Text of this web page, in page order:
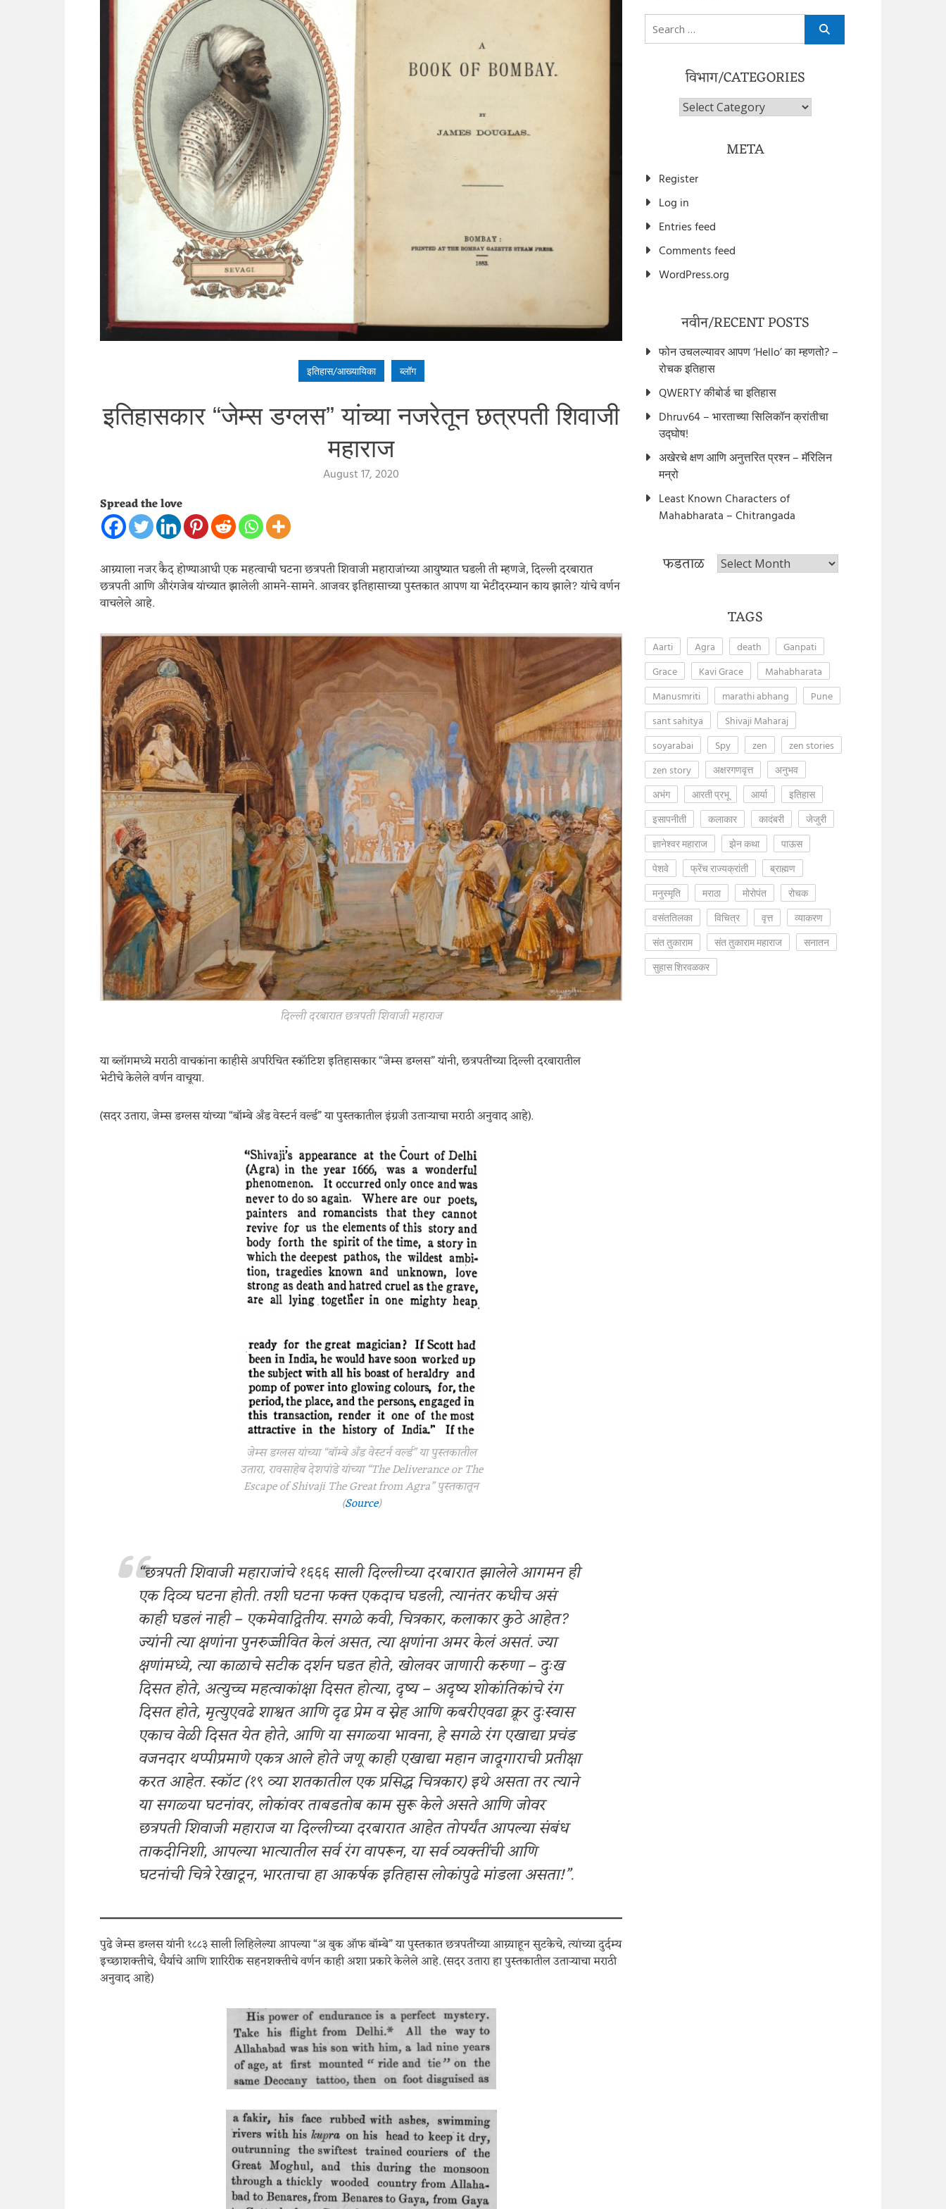
इतिहास/आख्यायिका ब्लॉग
इतिहासकार “जेम्स डग्लस” यांच्या नजरेतून छत्रपती शिवाजी
महाराज
August 17, 2020
Spread the love
आग्र्याला नजर कैद होण्याआधी एक महत्वाची घटना छत्रपती शिवाजी महाराजांच्या आयुष्यात घडली ती म्हणजे, दिल्ली दरबारात
छत्रपती आणि औरंगजेब यांच्यात झालेली आमने-सामने. आजवर इतिहासाच्या पुस्तकात आपण या भेटींदरम्यान काय झाले? यांचे वर्णन
वाचलेले आहे.
दिल्ली दरबारात छत्रपती शिवाजी महाराज
या ब्लॉगमध्ये मराठी वाचकांना काहीसे अपरिचित स्कॉटिश इतिहासकार “जेम्स डग्लस” यांनी, छत्रपतींच्या दिल्ली दरबारातील
भेटीचे केलेले वर्णन वाचूया.
(सदर उतारा, जेम्स डग्लस यांच्या “बॉम्बे अँड वेस्टर्न वर्ल्ड” या पुस्तकातील इंग्रजी उताऱ्याचा मराठी अनुवाद आहे).
जेम्स डग्लस यांच्या “बॉम्बे अँड वेस्टर्न वर्ल्ड” या पुस्तकातील
उतारा, रावसाहेब देशपांडे यांच्या “The Deliverance or The
Escape of Shivaji The Great from Agra” पुस्तकातून
(Source)
“छत्रपती शिवाजी महाराजांचे १६६६ साली दिल्लीच्या दरबारात झालेले आगमन ही
एक दिव्य घटना होती. तशी घटना फक्त एकदाच घडली, त्यानंतर कधीच असं
काही घडलं नाही – एकमेवाद्वितीय. सगळे कवी, चित्रकार, कलाकार कुठे आहेत?
ज्यांनी त्या क्षणांना पुनरुज्जीवित केलं असत, त्या क्षणांना अमर केलं असतं. ज्या
क्षणांमध्ये, त्या काळाचे सटीक दर्शन घडत होते, खोलवर जाणारी करुणा – दुःख
दिसत होते, अत्युच्च महत्वाकांक्षा दिसत होत्या, दृष्य – अदृष्य शोकांतिकांचे रंग
दिसत होते, मृत्युएवढे शाश्वत आणि दृढ प्रेम व स्नेह आणि कबरीएवढा क्रूर दुःस्वास
एकाच वेळी दिसत येत होते, आणि या सगळ्या भावना, हे सगळे रंग एखाद्या प्रचंड
वजनदार थप्पीप्रमाणे एकत्र आले होते जणू काही एखाद्या महान जादूगाराची प्रतीक्षा
करत आहेत. स्कॉट (१९ व्या शतकातील एक प्रसिद्ध चित्रकार) इथे असता तर त्याने
या सगळ्या घटनांवर, लोकांवर ताबडतोब काम सुरू केले असते आणि जोवर
छत्रपती शिवाजी महाराज या दिल्लीच्या दरबारात आहेत तोपर्यंत आपल्या संबंध
ताकदीनिशी, आपल्या भात्यातील सर्व रंग वापरून, या सर्व व्यक्तींची आणि
घटनांची चित्रे रेखाटून, भारताचा हा आकर्षक इतिहास लोकांपुढे मांडला असता!”.
पुढे जेम्स डग्लस यांनी १८८३ साली लिहिलेल्या आपल्या “अ बुक ऑफ बॉम्बे” या पुस्तकात छत्रपतींच्या आग्र्याहून सुटकेचे, त्यांच्या दुर्दम्य
इच्छाशक्तीचे, धैर्याचे आणि शारिरीक सहनशक्तीचे वर्णन काही अशा प्रकारे केलेले आहे. (सदर उतारा हा पुस्तकातील उताऱ्याचा मराठी
अनुवाद आहे)
Search
for:
विभाग/CATEGORIES
विभाग/Categories
META
Register
Log in
Entries feed
Comments feed
WordPress.org
नवीन/RECENT POSTS
फोन उचलल्यावर आपण ‘Hello’ का म्हणतो? –
रोचक इतिहास
QWERTY कीबोर्ड चा इतिहास
Dhruv64 – भारताच्या सिलिकॉन क्रांतीचा
उद्घोष!
अखेरचे क्षण आणि अनुत्तरित प्रश्न – मॅरिलिन
मन्रो
Least Known Characters of
Mahabharata – Chitrangada
फडताळ फडताळ
TAGS
Aarti Agra death
Ganpati
Grace
Kavi Grace
Mahabharata
Manusmriti
marathi abhang
Pune
sant sahitya
Shivaji Maharaj
soyarabai
Spy zen
zen stories
zen story
अक्षरगणवृत्त
अनुभव
अभंग
आरती प्रभू आर्या
इतिहास
इसापनीती
कलाकार कादंबरी
जेजुरी
ज्ञानेश्वर महाराज
झेन कथा
पाऊस
पेशवे
फ्रेंच राज्यक्रांती
ब्राह्मण
मनुस्मृति
मराठा मोरोपंत
रोचक
वसंततिलका
विचित्र वृत्त
व्याकरण
संत तुकाराम
संत तुकाराम महाराज
सनातन
सुहास शिरवळकर